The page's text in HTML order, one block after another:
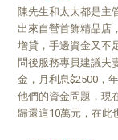
陳先生和太太都是主
出來自營首飾精品店
增貸，手邊資金又不
問後服務專員建議夫
金，月利息$2500，
他們的資金問題，現
歸還這10萬元，在此